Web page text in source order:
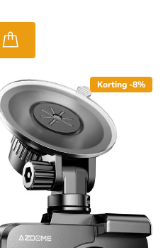
Korting -8%